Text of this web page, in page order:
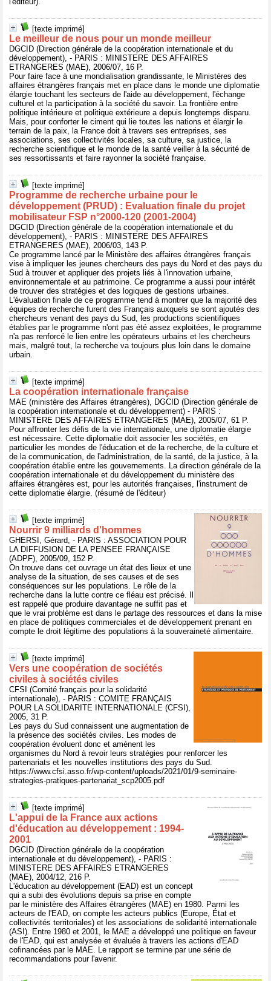
[texte imprimé]
Le meilleur de nous pour un monde meilleur
DGCID (Direction générale de la coopération internationale et du
développement), - PARIS : MINISTERE DES AFFAIRES
ETRANGERES (MAE), 2006/07, 16 P.
Pour faire face à une mondialisation grandissante, le Ministères des
affaires étrangères français met en place dans le monde une diplomatie
élargie touchant les secteurs de l'aide au développement, l'échange
culturel et la participation à la société du savoir. La frontière entre
politique intérieure et politique extérieure a depuis longtemps disparu.
Mais, pour conforter le ciment qui lie toutes les nations et élargir le
terrain de la paix, la France doit à travers ses entreprises, ses
associations, ses collectivités locales, sa culture, sa justice, la
recherche scientifique et le monde de la santé veiller à la sécurité de
ses ressortissants et faire rayonner la société française.
[texte imprimé]
Programme de recherche urbaine pour le
développement (PRUD) : Evaluation finale du projet
mobilisateur FSP n°2000-120 (2001-2004)
DGCID (Direction générale de la coopération internationale et du
développement), - PARIS : MINISTERE DES AFFAIRES
ETRANGERES (MAE), 2006/03, 143 P.
Ce programme lancé par le Ministère des affaires étrangères français
vise à impliquer les jeunes chercheurs des pays du Nord et des pays du
Sud à trouver et appliquer des projets liés à l'innovation urbaine,
environnementale et au patrimoine. Ce programme a aussi pour intérêt
de trouver des stratégies et des logiques de gestions urbaines.
L'évaluation finale de ce programme tend à montrer que la majorité des
équipes de recherche furent des Français auxquels se sont ajoutés des
chercheurs venant des pays du Sud, les productions scientifiques
établies par le programme n'ont pas été assez exploitées, le programme
n'a pas renforcé le lien entre les opérateurs urbains et les chercheurs
mais, malgré tout, la recherche va toujours plus loin dans le domaine
urbain.
[texte imprimé]
La coopération internationale française
MAE (ministère des Affaires étrangères), DGCID (Direction générale de
la coopération internationale et du développement) - PARIS :
MINISTERE DES AFFAIRES ETRANGERES (MAE), 2005/07, 61 P.
Pour affronter les défis de la vie internationale, une diplomatie élargie
est nécessaire. Cette diplomatie doit associer les sociétés, en
particulier les mondes de l'éducation et de la recherche, de la culture et
de la communication, de l'administration, de la santé, de la justice, à la
coopération établie entre les gouvernements. La direction générale de la
coopération internationale et du développement du ministère des
affaires étrangères est, pour les autorités françaises, l'instrument de
cette diplomatie élargie. (résumé de l'éditeur)
[texte imprimé]
Nourrir 9 milliards d'hommes
GHERSI, Gérard, - PARIS : ASSOCIATION POUR
LA DIFFUSION DE LA PENSEE FRANÇAISE
(ADPF), 2005/09, 152 P.
On trouve dans cet ouvrage un état des lieux et une
analyse de la situation, de ses causes et de ses
conséquences sur les populations. Le rôle de la
recherche dans la lutte contre ce fléau est précisé. Il
est rappelé que produire davantage ne suffit pas et
que le vrai problème est dans le partage des ressources et dans la mise
en place de politiques commerciales et de développement prenant en
compte le droit légitime des populations à la souveraineté alimentaire.
[texte imprimé]
Vers une coopération de sociétés
civiles à sociétés civiles
CFSI (Comité français pour la solidarité
internationale), - PARIS : COMITE FRANÇAIS
POUR LA SOLIDARITE INTERNATIONALE (CFSI),
2005, 31 P.
Les pays du Sud connaissent une augmentation de
la présence des sociétés civiles. Les modes de
coopération évoluent donc et amènent les
organismes du Nord à revoir leurs stratégies pour renforcer les
partenariats et les nouvelles institutions des pays du Sud.
https://www.cfsi.asso.fr/wp-content/uploads/2021/01/9-seminaire-
strategies-pratiques-partenariat_scp2005.pdf
[texte imprimé]
L'appui de la France aux actions
d'éducation au développement : 1994-
2001
DGCID (Direction générale de la coopération
internationale et du développement), - PARIS :
MINISTERE DES AFFAIRES ETRANGERES
(MAE), 2004/12, 216 P.
L'éducation au développement (EAD) est un concept
qui a subi des évolutions depuis sa prise en compte
par le ministère des Affaires étrangères (MAE) en 1980. Parmi les
acteurs de l'EAD, on compte les acteurs publics (Europe, État et
collectivités territoriales) et les associations de solidarité internationale
(ASI). Entre 1980 et 2001, le MAE a développé une politique en faveur
de l'EAD, qui est analysée et évaluée à travers les actions d'EAD
cofinancées par le MAE. Le rapport se termine par une série de
recommandations pour l'avenir.